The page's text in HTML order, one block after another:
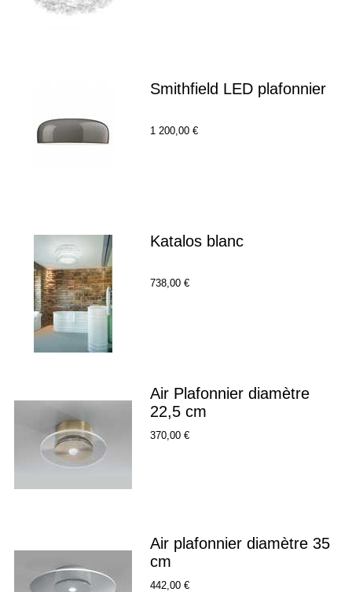
Smithfield LED plafonnier
1 200,00 €
Katalos blanc
738,00 €
Air Plafonnier diamètre
22,5 cm
370,00 €
Air plafonnier diamètre 35
cm
442,00 €